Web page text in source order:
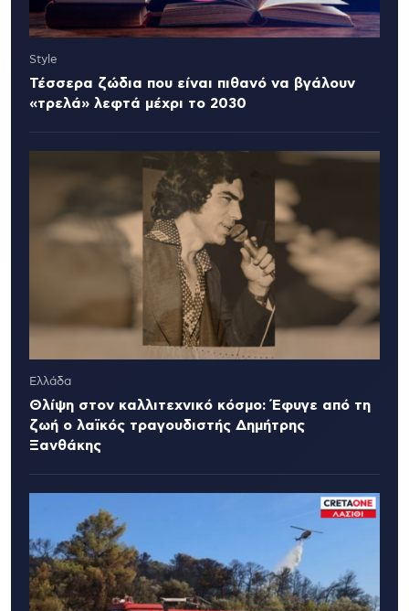
Style
Τέσσερα ζώδια που είναι πιθανό να βγάλουν
«τρελά» λεφτά μέχρι το 2030
Ελλάδα
Θλίψη στον καλλιτεχνικό κόσμο: Έφυγε από τη
ζωή ο λαϊκός τραγουδιστής Δημήτρης
Ξανθάκης